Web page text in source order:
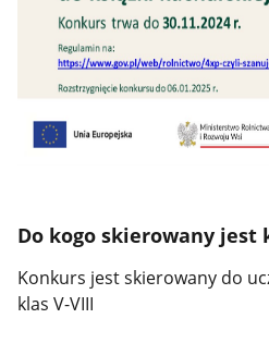
Do kogo skierowany jest
Konkurs jest skierowany do
klas V-VIII